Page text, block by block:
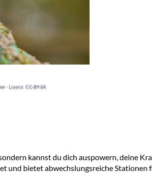
· Lizenz: CC-BY-SA
· Lizenz: CC-BY-SA
kannst du dich auspowern, deine
und bietet abwechslungsreiche